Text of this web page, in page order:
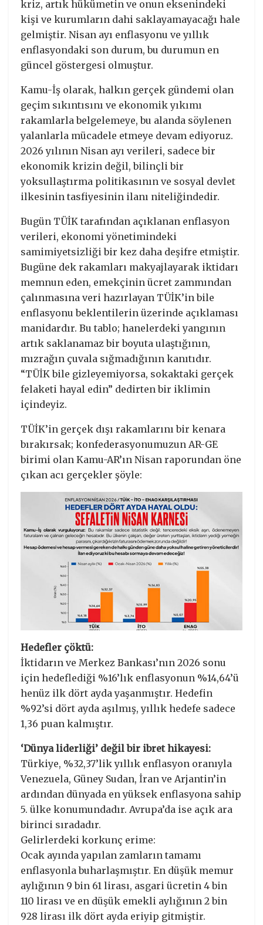
kriz, artık hükümetin ve onun eksenindeki
kişi ve kurumların dahi saklayamayacağı hale
gelmiştir. Nisan ayı enflasyonu ve yıllık
enflasyondaki son durum, bu durumun en
güncel göstergesi olmuştur.
Kamu-İş olarak, halkın gerçek gündemi olan
geçim sıkıntısını ve ekonomik yıkımı
rakamlarla belgelemeye, bu alanda söylenen
yalanlarla mücadele etmeye devam ediyoruz.
2026 yılının Nisan ayı verileri, sadece bir
ekonomik krizin değil, bilinçli bir
yoksullaştırma politikasının ve sosyal devlet
ilkesinin tasfiyesinin ilanı niteliğindedir.
Bugün TÜİK tarafından açıklanan enflasyon
verileri, ekonomi yönetimindeki
samimiyetsizliği bir kez daha deşifre etmiştir.
Bugüne dek rakamları makyajlayarak iktidarı
memnun eden, emekçinin ücret zammından
çalınmasına veri hazırlayan TÜİK’in bile
enflasyonu beklentilerin üzerinde açıklaması
manidardır. Bu tablo; hanelerdeki yangının
artık saklanamaz bir boyuta ulaştığının,
mızrağın çuvala sığmadığının kanıtıdır.
“TÜİK bile gizleyemiyorsa, sokaktaki gerçek
felaketi hayal edin” dedirten bir iklimin
içindeyiz.
TÜİK’in gerçek dışı rakamlarını bir kenara
bırakırsak; konfederasyonumuzun AR-GE
birimi olan Kamu-AR’ın Nisan raporundan öne
çıkan acı gerçekler şöyle:
Hedefler çöktü:
İktidarın ve Merkez Bankası’nın 2026 sonu
için hedeflediği %16’lık enflasyonun %14,64’ü
henüz ilk dört ayda yaşanmıştır. Hedefin
%92’si dört ayda aşılmış, yıllık hedefe sadece
1,36 puan kalmıştır.
‘Dünya liderliği’ değil bir ibret hikayesi:
Türkiye, %32,37’lik yıllık enflasyon oranıyla
Venezuela, Güney Sudan, İran ve Arjantin’in
ardından dünyada en yüksek enflasyona sahip
5. ülke konumundadır. Avrupa’da ise açık ara
birinci sıradadır.
Gelirlerdeki korkunç erime:
Ocak ayında yapılan zamların tamamı
enflasyonla buharlaşmıştır. En düşük memur
aylığının 9 bin 61 lirası, asgari ücretin 4 bin
110 lirası ve en düşük emekli aylığının 2 bin
928 lirası ilk dört ayda eriyip gitmiştir.